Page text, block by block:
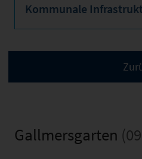
Kommunale
Gallmersgarten